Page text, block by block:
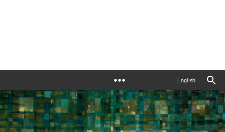
English